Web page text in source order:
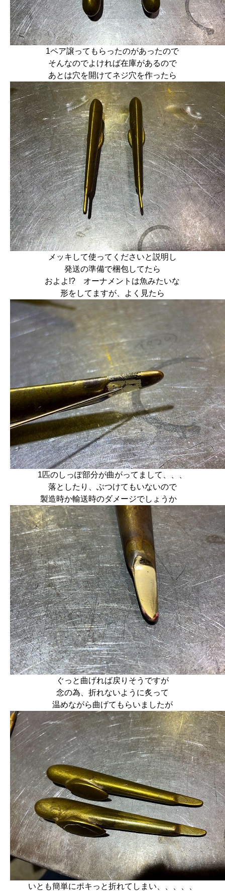
1ペア譲ってもらったのがあったので
そんなのでよければ在庫があるので
あとは穴を開けてネジ穴を作ったら
メッキして使ってくださいと説明し
発送の準備で梱包してたら
およよ!? オーナメントは魚みたいな
形をしてますが、よく見たら
1匹のしっぽ部分が曲がってまして、、、
落としたり、ぶつけてもいないので
製造時か輸送時のダメージでしょうか
ぐっと曲げれば戻りそうですが
念の為、折れないように炙って
温めながら曲げてもらいましたが
いとも簡単にポキっと折れてしまい、、、、、